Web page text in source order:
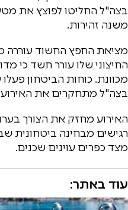
בצה"ל החליטו לפוצץ את
משנה זהירות.
מציאת החפץ החשוד עוררה
החיצוני שלו עורר חשד כי
מכוונת. כוחות הביטחון
בצה"ל מתחקרים את האירוע
האירוע מחזק את הצורך
רגישים מבחינה ביטחונית
מצד כפרים עוינים שכנים.
עוד באתר: